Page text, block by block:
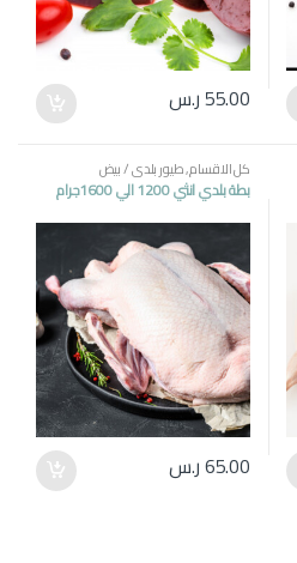
55.00ر.س
كل الاقسام,طيور بلدي / بيض
بطة بلدي انثي 1200 الي 1600جرام
65.00ر.س